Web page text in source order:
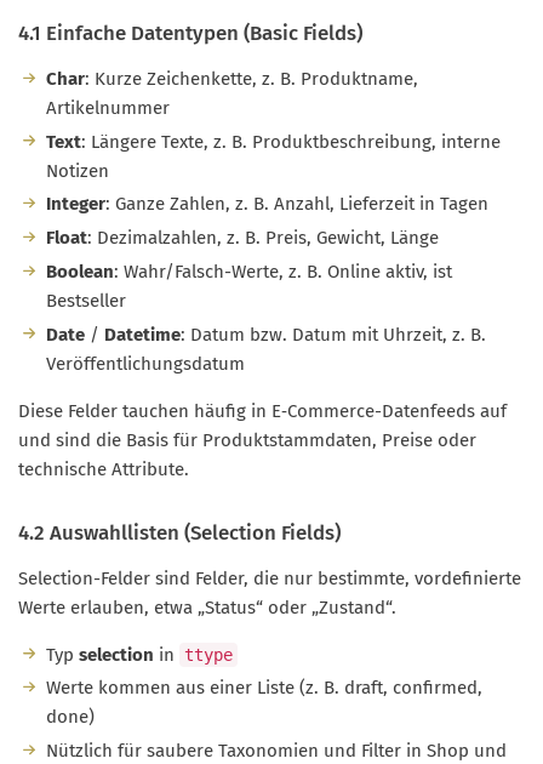
4.1 Einfache Datentypen (Basic Fields)
Char: Kurze Zeichenkette, z. B. Produktname,
Artikelnummer
Text: Längere Texte, z. B. Produktbeschreibung, interne
Notizen
Integer: Ganze Zahlen, z. B. Anzahl, Lieferzeit in Tagen
Float: Dezimalzahlen, z. B. Preis, Gewicht, Länge
Boolean: Wahr/Falsch-Werte, z. B. Online aktiv, ist
Bestseller
Date/ Datetime: Datum bzw. Datum mit Uhrzeit, z. B.
Veröffentlichungsdatum
Diese Felder tauchen häufig in E‑Commerce-Datenfeeds auf
und sind die Basis für Produktstammdaten, Preise oder
technische Attribute.
4.2 Auswahllisten (Selection Fields)
Selection-Felder sind Felder, die nur bestimmte, vordefinierte
Werte erlauben, etwa „Status“ oder „Zustand“.
Typ selection in ttype
Werte kommen aus einer Liste (z. B. draft, confirmed,
done)
Nützlich für saubere Taxonomien und Filter in Shop und